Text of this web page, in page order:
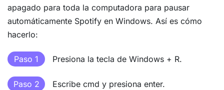
apagado para toda la computadora para pausar
automáticamente Spotify en Windows. Así es cómo
hacerlo:
Paso 1 Presiona la tecla de Windows + R.
Paso 2 Escribe cmd y presiona enter.